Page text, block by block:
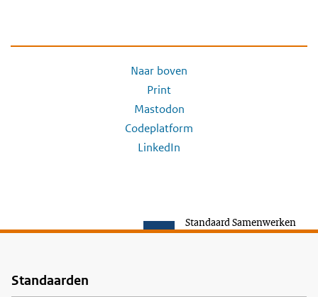
Naar boven
Print
Mastodon
Codeplatform
LinkedIn
Standaard Samenwerken
Voet
Standaarden